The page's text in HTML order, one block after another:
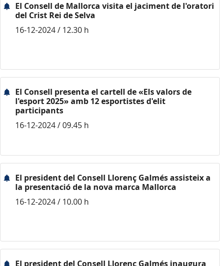
El Consell de Mallorca visita el jaciment de l'oratori
del Crist Rei de Selva
16-12-2024 / 12.30 h
El Consell presenta el cartell de «Els valors de
l'esport 2025» amb 12 esportistes d'elit
participants
16-12-2024 / 09.45 h
El president del Consell Llorenç Galmés assisteix a
la presentació de la nova marca Mallorca
16-12-2024 / 10.00 h
El president del Consell Llorenç Galmés inaugura